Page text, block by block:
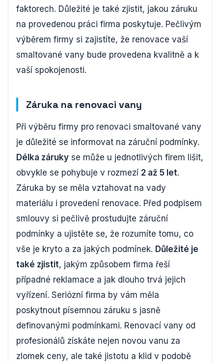
faktorech. Důležité je také zjistit, jakou záruku
na provedenou práci firma poskytuje. Pečlivým
výběrem firmy si zajistíte, že renovace vaší
smaltované vany bude provedena kvalitně a k
vaší spokojenosti.
Záruka na renovaci vany
Při výběru firmy pro renovaci smaltované vany
je důležité se informovat na záruční podmínky.
Délka záruky se může u jednotlivých firem lišit,
obvykle se pohybuje v rozmezí 2 až 5 let.
Záruka by se měla vztahovat na vady
materiálu i provedení renovace. Před podpisem
smlouvy si pečlivě prostudujte záruční
podmínky a ujistěte se, že rozumíte tomu, co
vše je kryto a za jakých podmínek. Důležité je
také zjistit, jakým způsobem firma řeší
případné reklamace a jak dlouho trvá jejich
vyřízení. Seriózní firma by vám měla
poskytnout písemnou záruku s jasně
definovanými podmínkami. Renovací vany od
profesionálů získáte nejen novou vanu za
zlomek ceny, ale také jistotu a klid v podobě